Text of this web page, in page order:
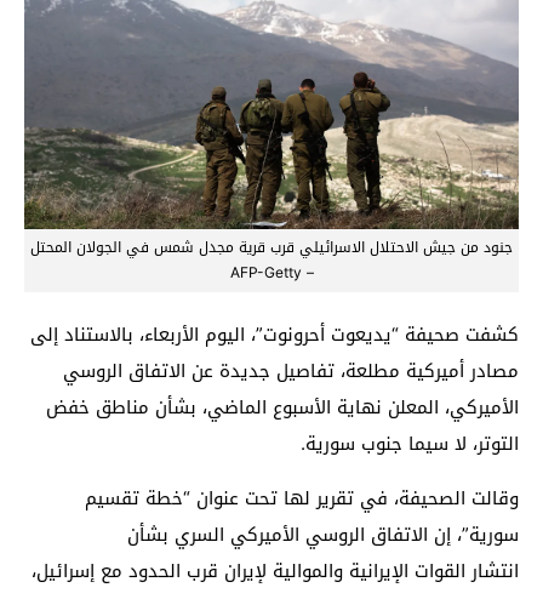
جنود من جيش الاحتلال الاسرائيلي قرب قرية مجدل شمس في الجولان المحتل
– AFP-Getty
كشفت صحيفة “يديعوت أحرونوت”، اليوم الأربعاء، بالاستناد إلى
مصادر أميركية مطلعة، تفاصيل جديدة عن الاتفاق الروسي
الأميركي، المعلن نهاية الأسبوع الماضي، بشأن مناطق خفض
التوتر، لا سيما جنوب سورية.
وقالت الصحيفة، في تقرير لها تحت عنوان “خطة تقسيم
سورية”، إن الاتفاق الروسي الأميركي السري بشأن
انتشار القوات الإيرانية والموالية لإيران قرب الحدود مع إسرائيل،